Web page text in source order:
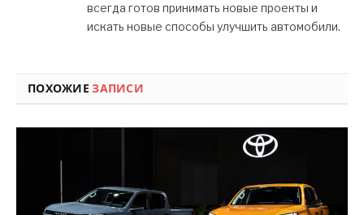
всегда готов принимать новые проекты и
искать новые способы улучшить автомобили.
ПОХОЖИЕЗАПИСИ